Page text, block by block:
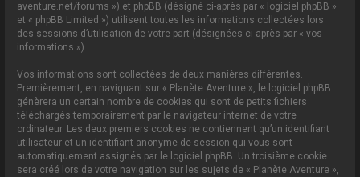
aventure.net/forums ») et phpBB (désigné ci-après par « logiciel phpBB »
et « phpBB Limited ») utilisent toutes les informations collectées lors
des sessions d’utilisation de votre part (désignées ci-après par « vos
informations »).
Vos informations sont collectées de deux manières différentes.
Premièrement, en naviguant sur « Planète Aventure », le logiciel phpBB
génèrera un certain nombre de cookies qui sont de petits fichiers
téléchargés temporairement par le navigateur internet de votre
ordinateur. Les deux premiers cookies ne contiennent qu’un identifiant
utilisateur et un identifiant anonyme de session qui vous sont
automatiquement assignés par le logiciel phpBB. Un troisième cookie
sera créé lors de votre navigation sur les sujets de « Planète Aventure »,